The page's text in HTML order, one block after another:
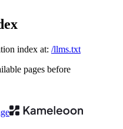
index at: /llms.txt
pages before